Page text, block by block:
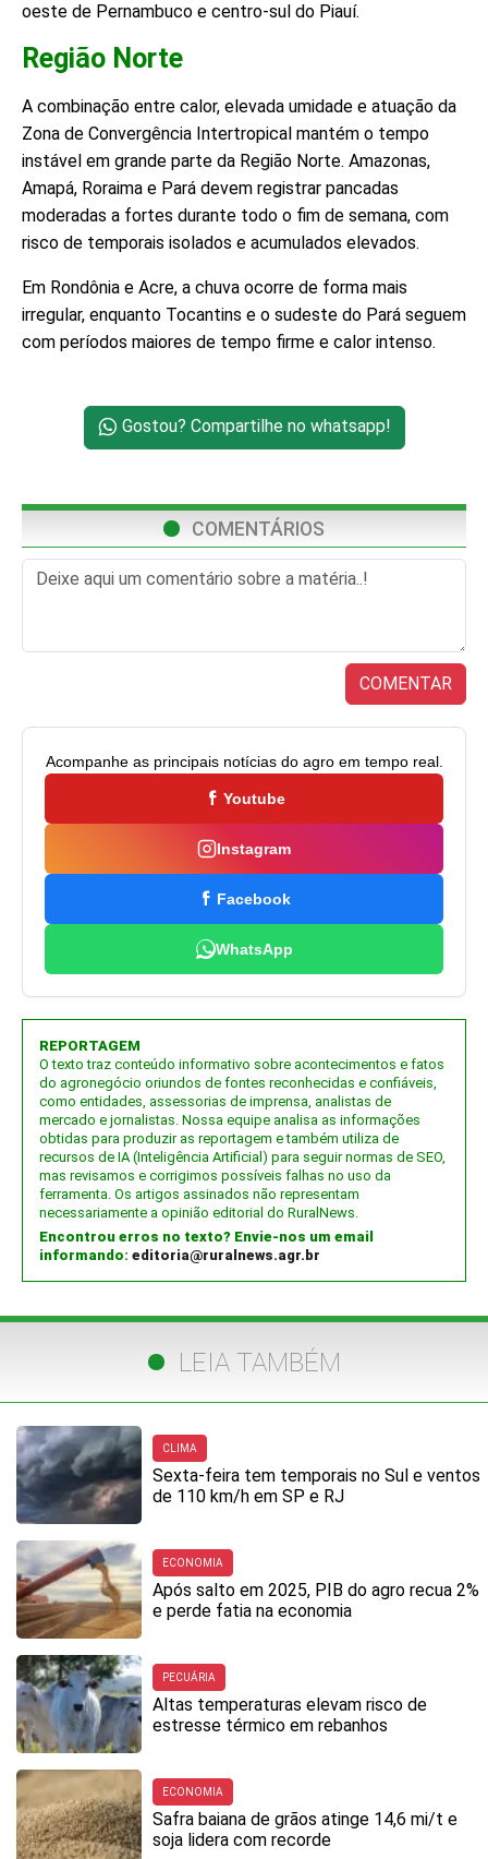
oeste de Pernambuco e centro-sul do Piauí.
Região Norte
A combinação entre calor, elevada umidade e atuação da
Zona de Convergência Intertropical mantém o tempo
instável em grande parte da Região Norte. Amazonas,
Amapá, Roraima e Pará devem registrar pancadas
moderadas a fortes durante todo o fim de semana, com
risco de temporais isolados e acumulados elevados.
Em Rondônia e Acre, a chuva ocorre de forma mais
irregular, enquanto Tocantins e o sudeste do Pará seguem
com períodos maiores de tempo firme e calor intenso.
Gostou? Compartilhe no whatsapp!
COMENTÁRIOS
COMENTAR
Acompanhe as principais notícias do agro em tempo real.
Youtube
Instagram
Facebook
WhatsApp
REPORTAGEM
O texto traz conteúdo informativo sobre acontecimentos e fatos
do agronegócio oriundos de fontes reconhecidas e confiáveis,
como entidades, assessorias de imprensa, analistas de
mercado e jornalistas. Nossa equipe analisa as informações
obtidas para produzir as reportagem e também utiliza de
recursos de IA (Inteligência Artificial) para seguir normas de SEO,
mas revisamos e corrigimos possíveis falhas no uso da
ferramenta. Os artigos assinados não representam
necessariamente a opinião editorial do RuralNews.
Encontrou erros no texto? Envie-nos um email
informando: editoria@ruralnews.agr.br
LEIA TAMBÉM
CLIMA
Sexta-feira tem temporais no Sul e ventos
de 110 km/h em SP e RJ
ECONOMIA
Após salto em 2025, PIB do agro recua 2%
e perde fatia na economia
PECUÁRIA
Altas temperaturas elevam risco de
estresse térmico em rebanhos
ECONOMIA
Safra baiana de grãos atinge 14,6 mi/t e
soja lidera com recorde